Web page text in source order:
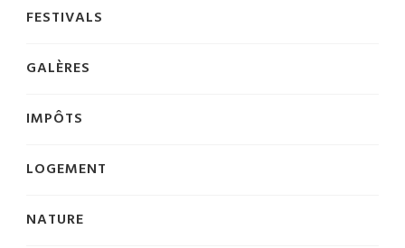
FESTIVALS
GALÈRES
IMPÔTS
LOGEMENT
NATURE